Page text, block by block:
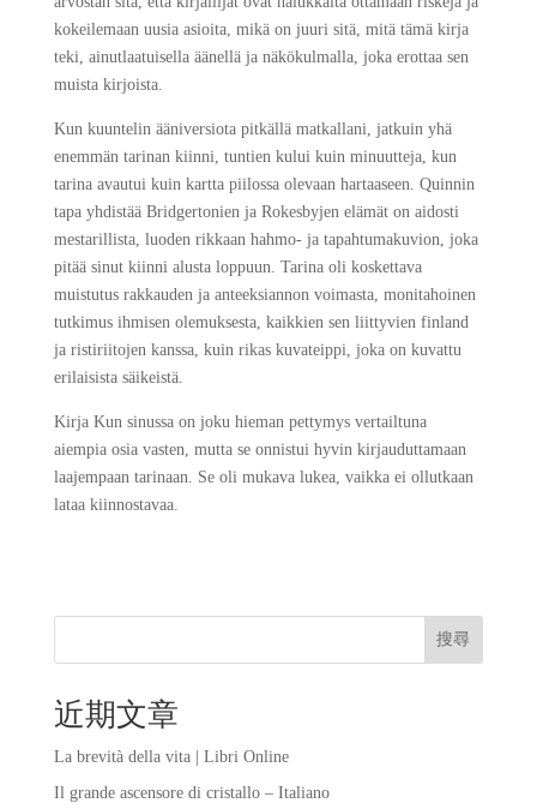
kokeilemaan uusia asioita, mikä on juuri sitä, mitä tämä kirja
teki, ainutlaatuisella äänellä ja näkökulmalla, joka erottaa sen
muista kirjoista.
Kun kuuntelin ääniversiota pitkällä matkallani, jatkuin yhä
enemmän tarinan kiinni, tuntien kului kuin minuutteja, kun
tarina avautui kuin kartta piilossa olevaan hartaaseen. Quinnin
tapa yhdistää Bridgertonien ja Rokesbyjen elämät on aidosti
mestarillista, luoden rikkaan hahmo- ja tapahtumakuvion, joka
pitää sinut kiinni alusta loppuun. Tarina oli koskettava
muistutus rakkauden ja anteeksiannon voimasta, monitahoinen
tutkimus ihmisen olemuksesta, kaikkien sen liittyvien finland
ja ristiriitojen kanssa, kuin rikas kuvateippi, joka on kuvattu
erilaisista säikeistä.
Kirja Kun sinussa on joku hieman pettymys vertailtuna
aiempia osia vasten, mutta se onnistui hyvin kirjauduttamaan
laajempaan tarinaan. Se oli mukava lukea, vaikka ei ollutkaan
lataa kiinnostavaa.
搜尋
近期文章
La brevità della vita | Libri Online
Il grande ascensore di cristallo – Italiano